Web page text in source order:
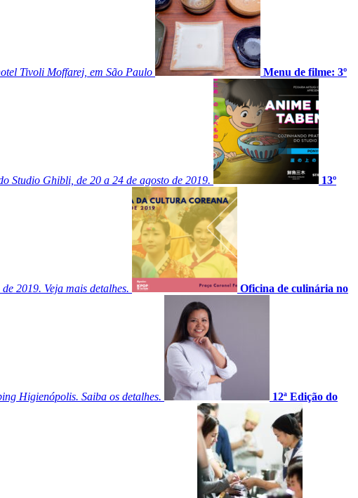
Tivoli Moffarej, em São Paulo Menu de filme: 3º
Studio Ghibli, de 20 a 24 de agosto de 2019. 13º
2019. Veja mais detalhes. Oficina de culinária no
Higienópolis. Saiba os detalhes. 12ª Edição do